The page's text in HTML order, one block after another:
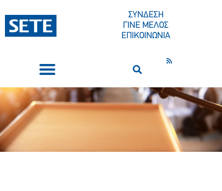
ΣΥΝΔΕΣΗ
ΓΙΝΕ ΜΕΛΟΣ
ΕΠΙΚΟΙΝΩΝΙΑ